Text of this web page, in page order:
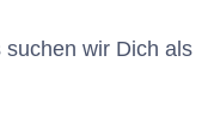
suchen wir Dich als